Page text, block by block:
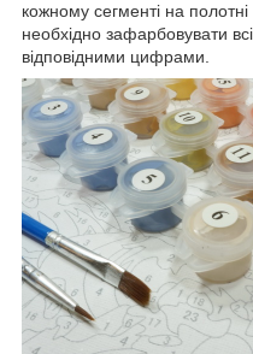
кожному сегменті на
необхідно зафарбовувати
відповідними цифрами.